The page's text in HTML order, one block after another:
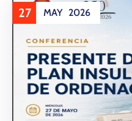
27 MAY 2026